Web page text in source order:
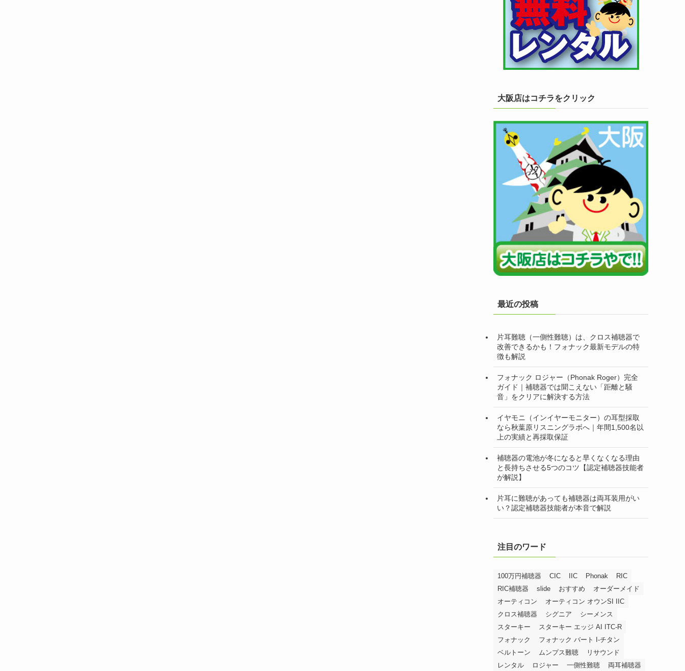
大阪店はコチラをクリック
最近の投稿
片耳難聴（一側性難聴）は、クロス補聴器で
改善できるかも！フォナック最新モデルの特
徴も解説
フォナック ロジャー（Phonak Roger）完全
ガイド｜補聴器では聞こえない「距離と騒
音」をクリアに解決する方法
イヤモニ（インイヤーモニター）の耳型採取
なら秋葉原リスニングラボへ｜年間1,500名以
上の実績と再採取保証
補聴器の電池が冬になると早くなくなる理由
と長持ちさせる5つのコツ【認定補聴器技能者
が解説】
片耳に難聴があっても補聴器は両耳装用がい
い？認定補聴器技能者が本音で解説
注目のワード
100万円補聴器 CIC IIC Phonak
RIC
RIC補聴器
slide おすすめ
オーダーメイド
オーティコン
オーティコン オウンSI IIC
クロス補聴器
シグニア
シーメンス
スターキー
スターキー エッジ AI ITC-R
フォナック
フォナック バート I-チタン
ベルトーン
ムンプス難聴
リサウンド
レンタル
ロジャー 一側性難聴 両耳補聴器